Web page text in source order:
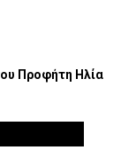
Προφήτη Ηλία